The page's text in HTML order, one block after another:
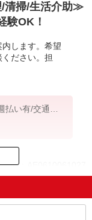
清掃/生活介助≫
験OK！
します。希望
ださい。担
い有/交通費
ID：AE0610061027